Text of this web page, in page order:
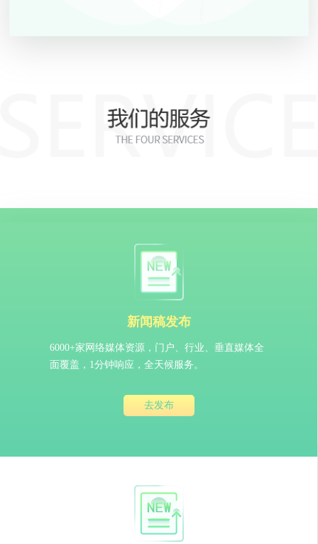
新闻稿发布
6000+家网络媒体资源，门户、行业、垂直媒体全
面覆盖，1分钟响应，全天候服务。
去发布